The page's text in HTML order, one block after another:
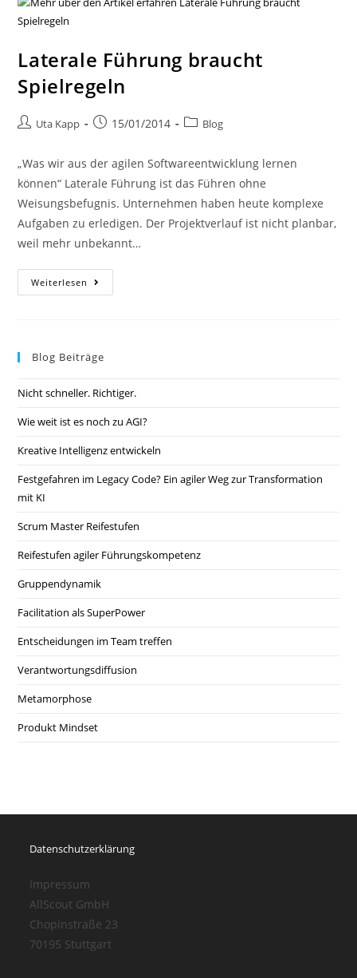
Laterale Führung braucht
Spielregeln
Uta Kapp 15/01/2014 Blog
„Was wir aus der agilen Softwareentwicklung lernen
können“ Laterale Führung ist das Führen ohne
Weisungsbefugnis. Unternehmen haben heute komplexe
Aufgaben zu erledigen. Der Projektverlauf ist nicht planbar,
weil mehr unbekannt…
Weiterlesen
Blog Beiträge
Nicht schneller. Richtiger.
Wie weit ist es noch zu AGI?
Kreative Intelligenz entwickeln
Festgefahren im Legacy Code? Ein agiler Weg zur Transformation
mit KI
Scrum Master Reifestufen
Reifestufen agiler Führungskompetenz
Gruppendynamik
Facilitation als SuperPower
Entscheidungen im Team treffen
Verantwortungsdiffusion
Metamorphose
Produkt Mindset
Datenschutzerklärung
Impressum
AllScout GmbH
Chopinstraße 23
70195 Stuttgart